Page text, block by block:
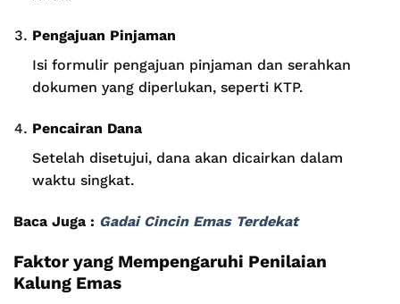
Pengajuan Pinjaman
Isi formulir pengajuan pinjaman dan serahkan
dokumen yang diperlukan, seperti KTP.
Pencairan Dana
Setelah disetujui, dana akan dicairkan dalam
waktu singkat.
Baca Juga : Gadai Cincin Emas Terdekat
Faktor yang Mempengaruhi Penilaian
Kalung Emas